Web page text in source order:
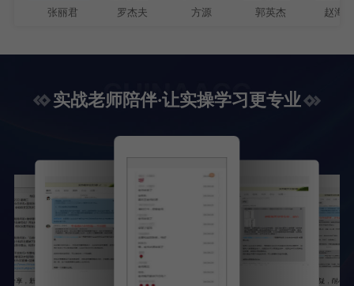
张丽君 罗杰夫 方源 郭英杰 赵海
实战老师陪伴·让实操学习更专业
日分享，新政知晓 讲师答疑，耐心细